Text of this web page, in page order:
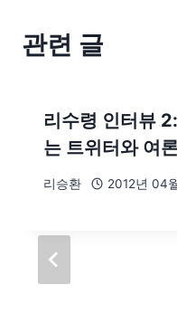
관련 글
리수령 인터뷰
는 트위터와 여
리승환 2012년 04